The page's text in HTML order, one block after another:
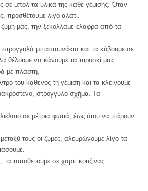
σε μπολ τα υλικά της κάθε γέμισης. Όταν
προσθέτουμε λίγο αλάτι.
ζύμη μας, την ξεκολλάμε ελαφρά από τα
μπαστουνάκια και τα κόβουμε σε
θέλουμε να κάνουμε τα πιροσκί μας.
με πλάστη.
του καθενός τη γέμιση και τα κλείνουμε
στρογγυλό σχήμα. Τα
σε μέτρια φωτιά, έως ότου να πάρουν
τους οι ζύμες, αλευρώνουμε λίγο τα
τα τοποθετούμε σε χαρτί κουζίνας.